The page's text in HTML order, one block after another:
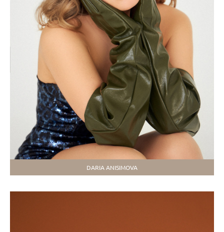
DARIA ANISIMOVA